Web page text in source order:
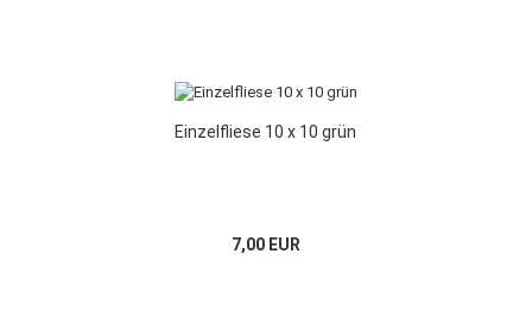
Einzelfliese 10 x 10 grün
7,00 EUR